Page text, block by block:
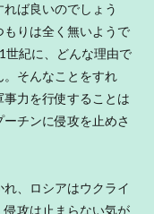
ば良いのでしょう
りは全く無いようで
世紀に、どんな理由で
そんなことをすれ
力を行使することは
チンに侵攻を止めさ
、ロシアはウクライ
攻は止まらない気が